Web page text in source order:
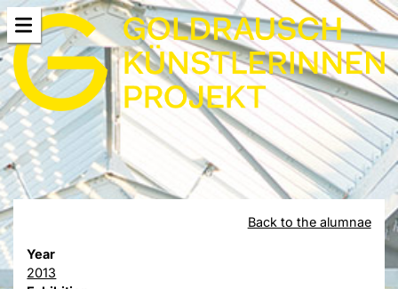
Back to the alumnae
Year
2013